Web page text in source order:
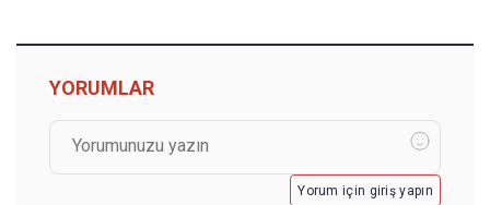
YORUMLAR
Yorum için giriş yapın